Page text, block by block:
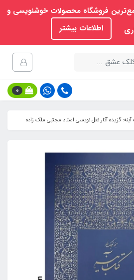
فروشگاه محصولات خوشنویسی و
اطلاعات بیشتر
0
گزیده آثار نقل نویسی استاد مجتبی ملک زاده